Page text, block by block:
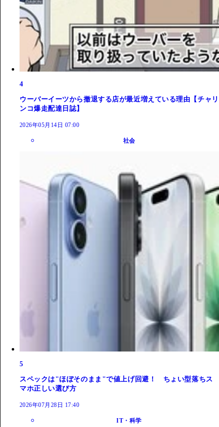
4
ウーバーイーツから撤退する店が最近増えている理由【チャリ
ンコ爆走配達日誌】
2026年05月14日 07:00
社会
5
スペックは"ほぼそのまま"で値上げ回避！ ちょい型落ちス
マホ正しい選び方
2026年07月28日 17:40
IT・科学